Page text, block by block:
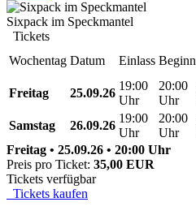
Sixpack im Speckmantel
Tickets
Wochentag Datum Einlass Beginn
Freitag
25.09.26
19:00
Uhr
20:00
Uhr
Samstag
26.09.26
19:00
Uhr
20:00
Uhr
Freitag • 25.09.26 • 20:00 Uhr
Preis pro Ticket: 35,00 EUR
Tickets verfügbar
Tickets kaufen